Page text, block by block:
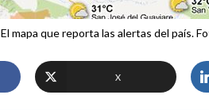
El mapa que reporta las alertas del país.
X